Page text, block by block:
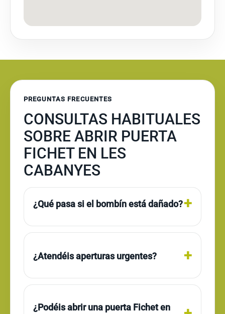
PREGUNTAS FRECUENTES
CONSULTAS HABITUALES
SOBRE ABRIR PUERTA
FICHET EN LES
CABANYES
¿Qué pasa si el bombín está dañado?
¿Atendéis aperturas urgentes?
¿Podéis abrir una puerta Fichet en